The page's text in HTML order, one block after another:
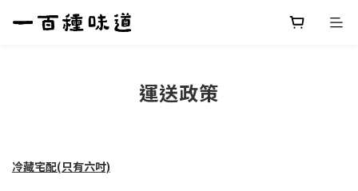
運送政策
冷藏宅配(只有六吋)